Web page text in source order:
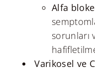
Alfa
sorunları
Varikosel ve